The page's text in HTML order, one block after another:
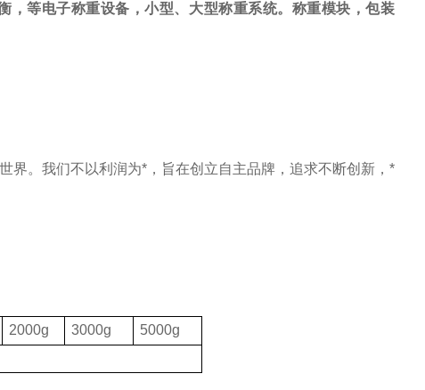
，等电子称重设备，小型、大型称重系统。称重模块，包装
界。我们不以利润为*，旨在创立自主品牌，追求不断创新，*
2000g 3000g
5000g